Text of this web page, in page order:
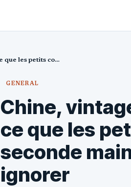
Chine, vintage et recherche par IA : ce que les petits commerces du seconde main ne peuvent plus ignorer
GENERAL
Chine,
ce que les
seconde
ignorer